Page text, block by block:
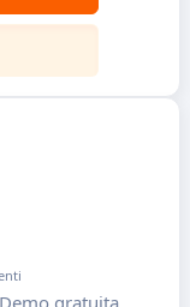
Demo gratuita